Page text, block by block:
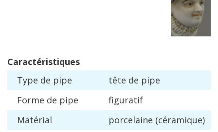
Caractéristiques
Type de pipe tête de pipe
Forme de pipe
figuratif
Matérial porcelaine (céramique)